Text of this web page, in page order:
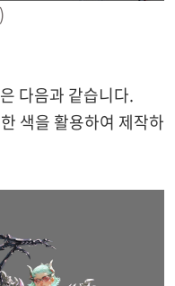
다음과 같습니다.
색을 활용하여 제작하